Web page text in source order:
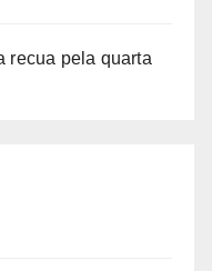
recua pela quarta